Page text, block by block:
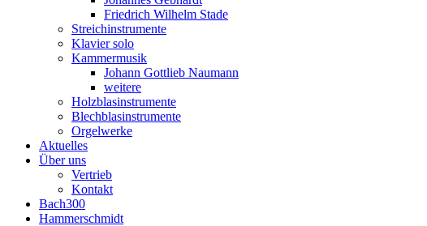
Friedrich Wilhelm Stade
Streichinstrumente
Klavier solo
Kammermusik
Johann Gottlieb Naumann
weitere
Holzblasinstrumente
Blechblasinstrumente
Orgelwerke
Aktuelles
Über uns
Vertrieb
Kontakt
Bach300
Hammerschmidt